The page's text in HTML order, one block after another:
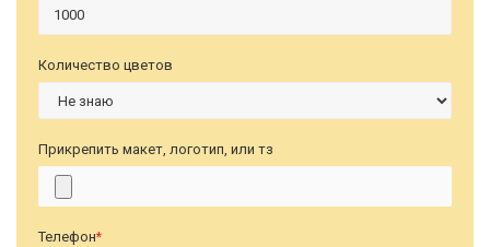
Количество цветов
Прикрепить макет, логотип, или тз
Телефон*